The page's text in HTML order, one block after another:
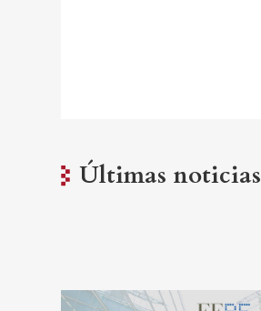
Últimas noticias